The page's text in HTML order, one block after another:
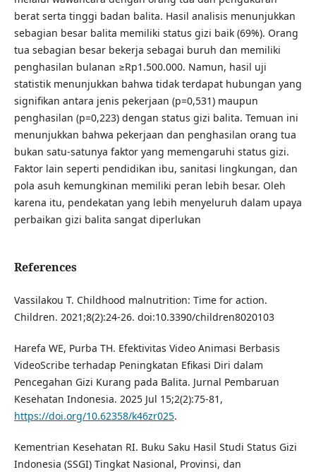
berat serta tinggi badan balita. Hasil analisis menunjukkan
sebagian besar balita memiliki status gizi baik (69%). Orang
tua sebagian besar bekerja sebagai buruh dan memiliki
penghasilan bulanan ≥Rp1.500.000. Namun, hasil uji
statistik menunjukkan bahwa tidak terdapat hubungan yang
signifikan antara jenis pekerjaan (p=0,531) maupun
penghasilan (p=0,223) dengan status gizi balita. Temuan ini
menunjukkan bahwa pekerjaan dan penghasilan orang tua
bukan satu-satunya faktor yang memengaruhi status gizi.
Faktor lain seperti pendidikan ibu, sanitasi lingkungan, dan
pola asuh kemungkinan memiliki peran lebih besar. Oleh
karena itu, pendekatan yang lebih menyeluruh dalam upaya
perbaikan gizi balita sangat diperlukan
References
Vassilakou T. Childhood malnutrition: Time for action.
Children. 2021;8(2):24-26. doi:10.3390/children8020103
Harefa WE, Purba TH. Efektivitas Video Animasi Berbasis
VideoScribe terhadap Peningkatan Efikasi Diri dalam
Pencegahan Gizi Kurang pada Balita. Jurnal Pembaruan
Kesehatan Indonesia. 2025 Jul 15;2(2):75-81,
https://doi.org/10.62358/k46zr025.
Kementrian Kesehatan RI. Buku Saku Hasil Studi Status Gizi
Indonesia (SSGI) Tingkat Nasional, Provinsi, dan